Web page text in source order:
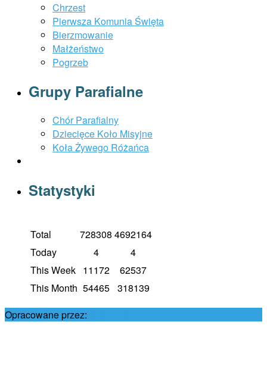
Chrzest
Pierwsza Komunia Święta
Bierzmowanie
Małżeństwo
Pogrzeb
Grupy Parafialne
Chór Parafialny
Dziecięce Koło Misyjne
Koła Żywego Różańca
Statystyki
Total 728308 4692164
Today
4
4
This Week 11172
62537
This Month 54465 318139
Opracowane przez: